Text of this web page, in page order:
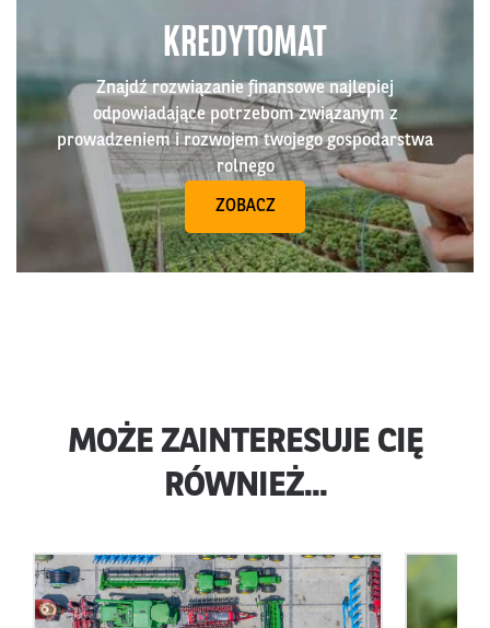
KREDYTOMAT
Znajdź rozwiązanie finansowe najlepiej
odpowiadające potrzebom związanym z
prowadzeniem i rozwojem twojego gospodarstwa
rolnego
ZOBACZ
MOŻE ZAINTERESUJE CIĘ
RÓWNIEŻ...